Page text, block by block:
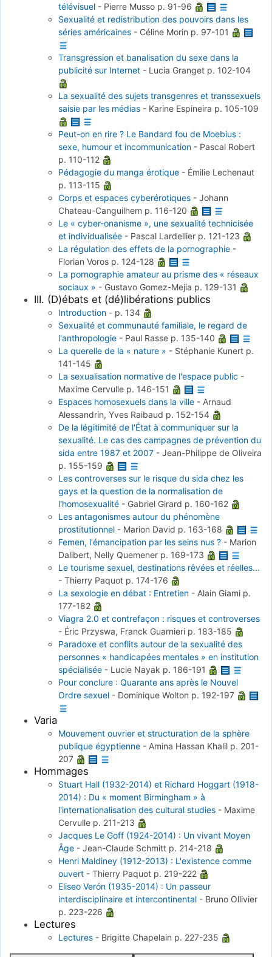
télévisuel - Pierre Musso p. 91-96
Sexualité et redistribution des pouvoirs dans les
séries américaines - Céline Morin p. 97-101
Transgression et banalisation du sexe dans la
publicité sur Internet - Lucia Granget p. 102-104
La sexualité des sujets transgenres et transsexuels
saisie par les médias - Karine Espineira p. 105-109
Peut-on en rire ? Le Bandard fou de Moebius :
sexe, humour et incommunication - Pascal Robert
p. 110-112
Pédagogie du manga érotique - Émilie Lechenaut
p. 113-115
Corps et espaces cyberérotiques - Johann
Chateau-Canguilhem p. 116-120
Le « cyber-onanisme », une sexualité technicisée
et individualisée - Pascal Lardellier p. 121-123
La régulation des effets de la pornographie -
Florian Voros p. 124-128
La pornographie amateur au prisme des « réseaux
sociaux » - Gustavo Gomez-Mejia p. 129-131
III. (D)ébats et (dé)libérations publics
Introduction - p. 134
Sexualité et communauté familiale, le regard de
l'anthropologie - Paul Rasse p. 135-140
La querelle de la « nature » - Stéphanie Kunert p.
141-145
La sexualisation normative de l'espace public -
Maxime Cervulle p. 146-151
Espaces homosexuels dans la ville - Arnaud
Alessandrin, Yves Raibaud p. 152-154
De la légitimité de l'État à communiquer sur la
sexualité. Le cas des campagnes de prévention du
sida entre 1987 et 2007 - Jean-Philippe de Oliveira
p. 155-159
Les controverses sur le risque du sida chez les
gays et la question de la normalisation de
l'homosexualité - Gabriel Girard p. 160-162
Les antagonismes autour du phénomène
prostitutionnel - Marion David p. 163-168
Femen, l'émancipation par les seins nus ? - Marion
Dalibert, Nelly Quemener p. 169-173
Le tourisme sexuel, destinations rêvées et réelles...
- Thierry Paquot p. 174-176
La sexologie en débat : Entretien - Alain Giami p.
177-182
Viagra 2.0 et contrefaçon : risques et controverses
- Éric Przyswa, Franck Guarnieri p. 183-185
Paradoxe et conflits autour de la sexualité des
personnes « handicapées mentales » en institution
spécialisée - Lucie Nayak p. 186-191
Pour conclure : Quarante ans après le Nouvel
Ordre sexuel - Dominique Wolton p. 192-197
Varia
Mouvement ouvrier et structuration de la sphère
publique égyptienne - Amina Hassan Khalil p. 201-
207
Hommages
Stuart Hall (1932-2014) et Richard Hoggart (1918-
2014) : Du « moment Birmingham » à
l'internationalisation des cultural studies - Maxime
Cervulle p. 211-213
Jacques Le Goff (1924-2014) : Un vivant Moyen
Âge - Jean-Claude Schmitt p. 214-218
Henri Maldiney (1912-2013) : L'existence comme
ouvert - Thierry Paquot p. 219-222
Eliseo Verón (1935-2014) : Un passeur
interdisciplinaire et intercontinental - Bruno Ollivier
p. 223-226
Lectures
Lectures - Brigitte Chapelain p. 227-235